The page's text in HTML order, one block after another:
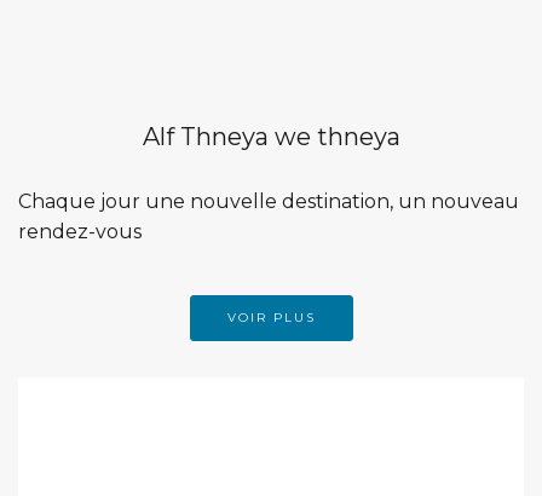
Alf Thneya we thneya
Chaque jour une nouvelle destination, un nouveau
rendez-vous
VOIR PLUS